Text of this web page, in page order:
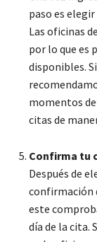
paso es
Las oficinas
por lo que es
disponibles.
momentos
citas de
Confirma tu
Después de
confirmación
este
día de la cita.